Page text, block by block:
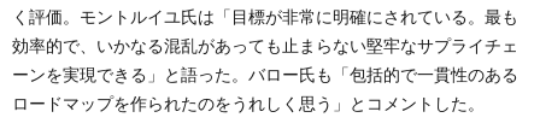
く評価。モントルイユ氏は「目標が非常に明確にされている。最も
効率的で、いかなる混乱があっても止まらない堅牢なサプライチェ
ーンを実現できる」と語った。バロー氏も「包括的で一貫性のある
ロードマップを作られたのをうれしく思う」とコメントした。